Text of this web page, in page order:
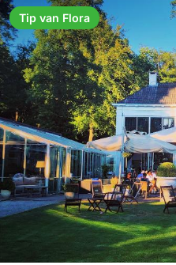
Tip van Flora